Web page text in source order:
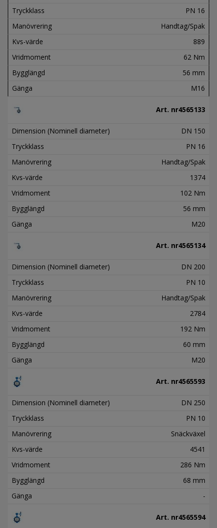
Tryckklass
PN 16
Manövrering
Handtag/Spak
Kvs-värde
889
Vridmoment
62 Nm
Bygglängd
56 mm
Gänga
M16
Art. nr4565133
Dimension (Nominell diameter)
DN 150
Tryckklass
PN 16
Manövrering
Handtag/Spak
Kvs-värde
1374
Vridmoment
102 Nm
Bygglängd
56 mm
Gänga
M20
Art. nr4565134
Dimension (Nominell diameter)
DN 200
Tryckklass
PN 10
Manövrering
Handtag/Spak
Kvs-värde
2784
Vridmoment
192 Nm
Bygglängd
60 mm
Gänga
M20
Art. nr4565593
Dimension (Nominell diameter)
DN 250
Tryckklass
PN 10
Manövrering
Snäckväxel
Kvs-värde
4541
Vridmoment
286 Nm
Bygglängd
68 mm
Gänga
-
Art. nr4565594